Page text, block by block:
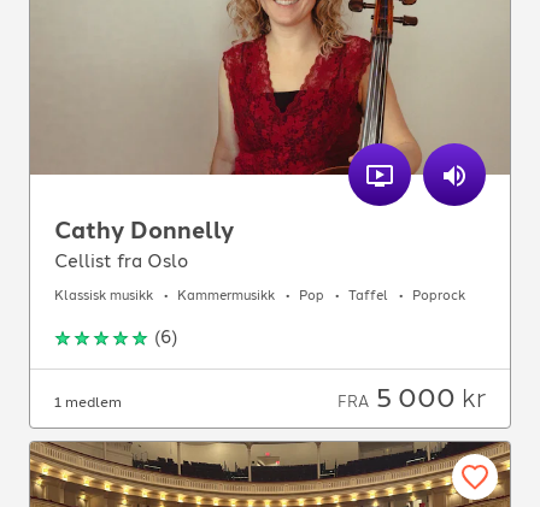
Cathy Donnelly
Cellist fra Oslo
Klassisk musikk Kammermusikk Pop Taffel Poprock
(6)
1 medlem FRA 5 000 kr